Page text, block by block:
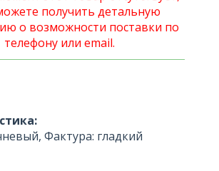
получить детальную
о возможности поставки по
телефону или email.
Фактура: гладкий